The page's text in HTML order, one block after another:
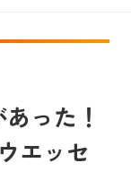
った！
エッセ